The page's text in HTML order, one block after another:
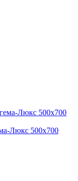
Люкс 500х700